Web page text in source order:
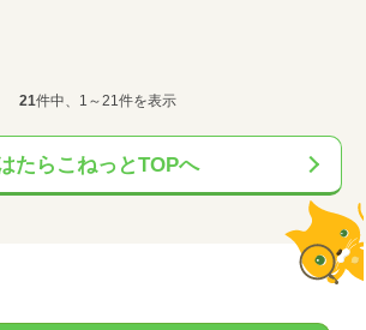
21件中、1～21件を表示
たらこねっとTOPへ